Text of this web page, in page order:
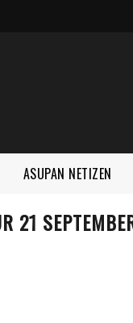
ASUPAN NETIZEN
21